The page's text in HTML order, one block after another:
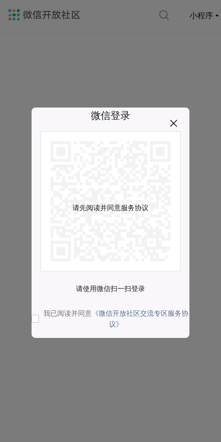
小程序
微信登录
请先阅读并同意服务协议
请使用微信扫一扫登录
我已阅读并同意 《微信开放社区交流专区服务协
议》